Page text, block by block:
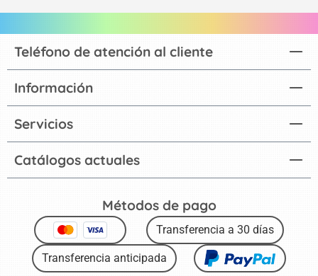
Catálogos actuales
Teléfono de atención al cliente
Información
Servicios
Métodos de pago
Transferencia a 30 días
Transferencia anticipada